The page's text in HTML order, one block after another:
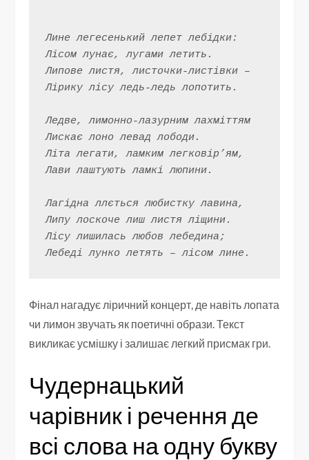
Лине легесенький лепет лебідки:
Лісом лунає, лугами летить.
Липове листя, листочки-листівки –
Лірику лісу ледь-ледь лопотить.
Ледве, лимонно-лазурним лахміттям
Лискає лоно левад лободи.
Літа легати, ламким легковір’ям,
Лави лаштують ламкі люпини.
Лагідна ллється любистку лавина,
Липу лоскоче лиш листя ліщини.
Лісу лишилась любов лебедина;
Лебеді лунко летять – лісом лине.
Фінал нагадує ліричний концерт, де навіть лопата
чи лимон звучать як поетичні образи. Текст
викликає усмішку і залишає легкий присмак гри.
Чудернацький
чарівник і речення де
всі слова на одну букву